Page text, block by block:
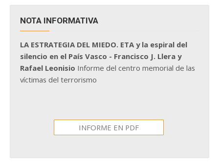
NOTA INFORMATIVA
LA ESTRATEGIA DEL MIEDO. ETA y la espiral del
silencio en el País Vasco - Francisco J. Llera y
Rafael Leonisio Informe del centro memorial de las
víctimas del terrorismo
INFORME EN PDF